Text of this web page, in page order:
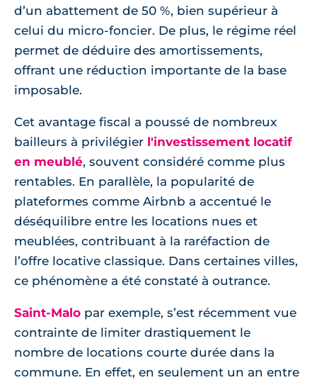
d’un abattement de 50 %, bien supérieur à
celui du micro-foncier. De plus, le régime réel
permet de déduire des amortissements,
offrant une réduction importante de la base
imposable.
Cet avantage fiscal a poussé de nombreux
bailleurs à privilégier l'investissement locatif
en meublé, souvent considéré comme plus
rentables. En parallèle, la popularité de
plateformes comme Airbnb a accentué le
déséquilibre entre les locations nues et
meublées, contribuant à la raréfaction de
l’offre locative classique. Dans certaines villes,
ce phénomène a été constaté à outrance.
Saint-Malo par exemple, s’est récemment vue
contrainte de limiter drastiquement le
nombre de locations courte durée dans la
commune. En effet, en seulement un an entre